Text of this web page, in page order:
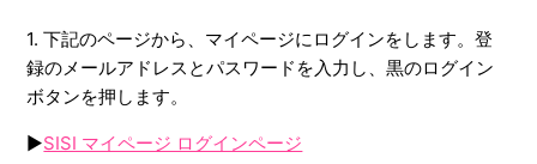
1. 下記のページから、マイページにログインをします。登
録のメールアドレスとパスワードを入力し、黒のログイン
ボタンを押します。
▶︎SISI マイページ ログインページ